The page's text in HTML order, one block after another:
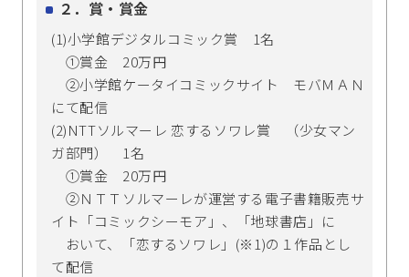
２．賞・賞金
(1)小学館デジタルコミック賞 1名
①賞金 20万円
②小学館ケータイコミックサイト モバＭＡＮ
にて配信
(2)NTTソルマーレ 恋するソワレ賞 （少女マン
ガ部門） 1名
①賞金 20万円
②ＮＴＴソルマーレが運営する電子書籍販売サ
イト「コミックシーモア」、「地球書店」に
おいて、「恋するソワレ」(※1)の１作品とし
て配信